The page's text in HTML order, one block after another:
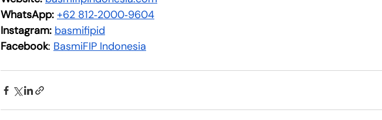
WhatsApp: ‪+62 812‑2000‑9604‬
Instagram: basmifipid
Facebook: BasmiFIP Indonesia